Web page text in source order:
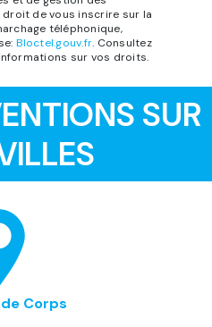
droit de vous inscrire sur la
téléphonique,
Bloctel.gouv.fr. Consultez
sur vos droits.
SUR
Corps